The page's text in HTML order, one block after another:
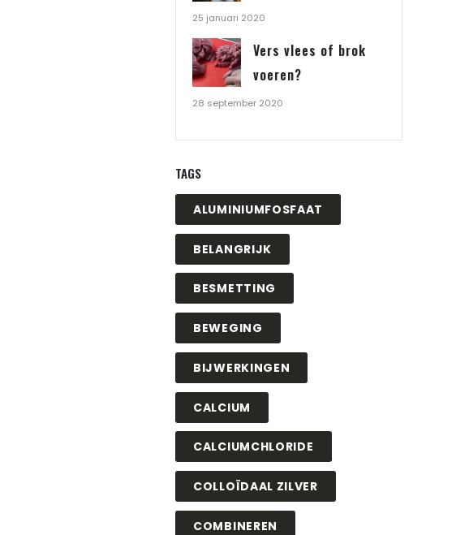
25 januari 2020
Vers vlees of brok
voeren?
28 september 2020
TAGS
ALUMINIUMFOSFAAT
BELANGRIJK
BESMETTING
BEWEGING
BIJWERKINGEN
CALCIUM
CALCIUMCHLORIDE
COLLOÏDAAL ZILVER
COMBINEREN